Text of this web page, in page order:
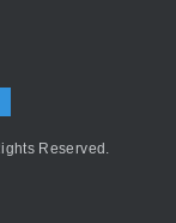
Reserved.